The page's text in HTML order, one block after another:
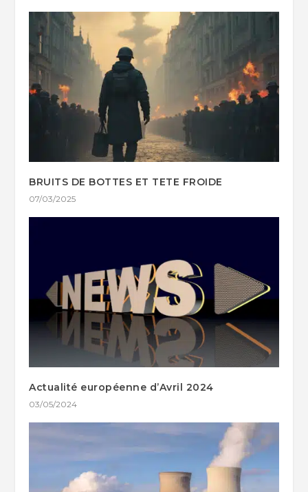
BRUITS DE BOTTES ET TETE FROIDE
07/03/2025
Actualité européenne d’Avril 2024
03/05/2024